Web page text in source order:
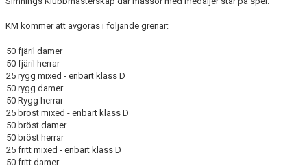
ANTIMOBBING
ARKIV
JOBBA HOS OSS
VANLIGA FRÅGOR
KM kommer att avgöras i följande grenar:
50 fjäril damer
50 fjäril herrar
25 rygg mixed - enbart klass D
50 rygg damer
50 Rygg herrar
25 bröst mixed - enbart klass D
50 bröst damer
50 bröst herrar
25 fritt mixed - enbart klass D
50 fritt damer